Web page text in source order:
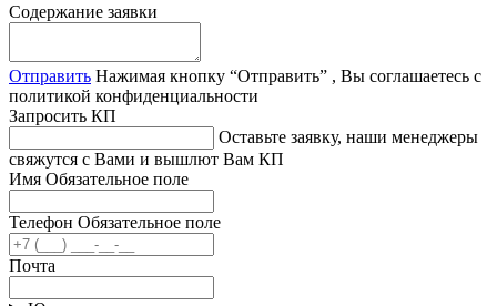
Содержание заявки
Отправить Нажимая кнопку “Отправить” , Вы соглашаетесь с
политикой конфиденциальности
Запросить КП
Оставьте заявку, наши менеджеры
свяжутся с Вами и вышлют Вам КП
Имя Обязательное поле
Телефон Обязательное поле
Почта